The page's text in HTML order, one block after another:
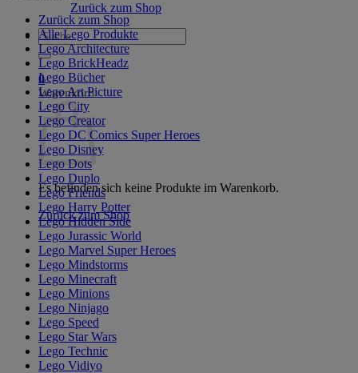
Zurück zum Shop
Suche
nach:
0
Warenkorb
Es befinden sich keine Produkte im Warenkorb.
Zurück zum Shop
Zurück zum Shop
Alle Lego Produkte
Lego Architecture
Lego BrickHeadz
Lego Bücher
Lego Art Picture
Lego City
Lego Creator
Lego DC Comics Super Heroes
Lego Disney
Lego Dots
Lego Duplo
Lego Friends
Lego Harry Potter
Lego Hidden Side
Lego Jurassic World
Lego Marvel Super Heroes
Lego Mindstorms
Lego Minecraft
Lego Minions
Lego Ninjago
Lego Speed
Lego Star Wars
Lego Technic
Lego Vidiyo